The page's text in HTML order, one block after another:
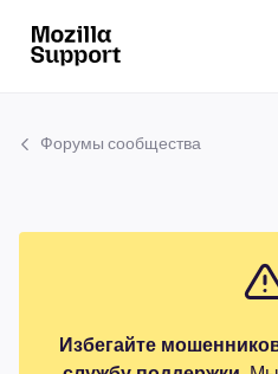
Форумы сообщества
Избегайте